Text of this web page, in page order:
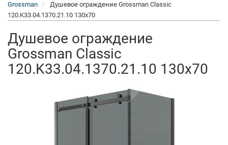
Grossman
Душевое ограждение Grossman Classic
120.K33.04.1370.21.10 130x70
Душевое ограждение
Grossman Classic
120.K33.04.1370.21.10 130x70